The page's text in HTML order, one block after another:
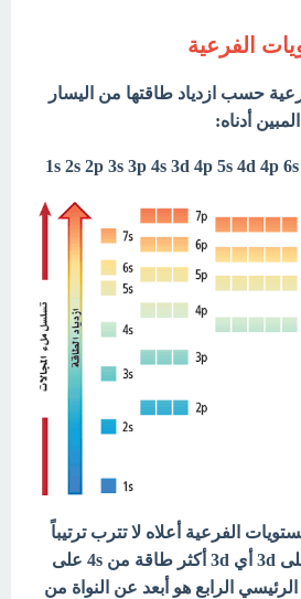
الفرعية
حسب ازدياد طاقتها من اليسار
أدناه:
1s 2s 2p 3s 3p 4s 3d 4p 5s 4d 4p
الفرعية أعلاه لا تترب ترتيباً
رقمياً (مثال 4s يتقدم على 3d أي 3d أكثر طاقة من 4s على
الرابع هو أبعد عن النواة من